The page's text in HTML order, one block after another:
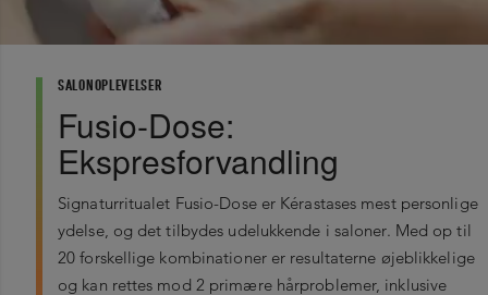
SALONOPLEVELSER
Fusio-Dose:
Ekspresforvandling
Signaturritualet Fusio-Dose er Kérastases mest personlige
ydelse, og det tilbydes udelukkende i saloner. Med op til
20 forskellige kombinationer er resultaterne øjeblikkelige
og kan rettes mod 2 primære hårproblemer, inklusive